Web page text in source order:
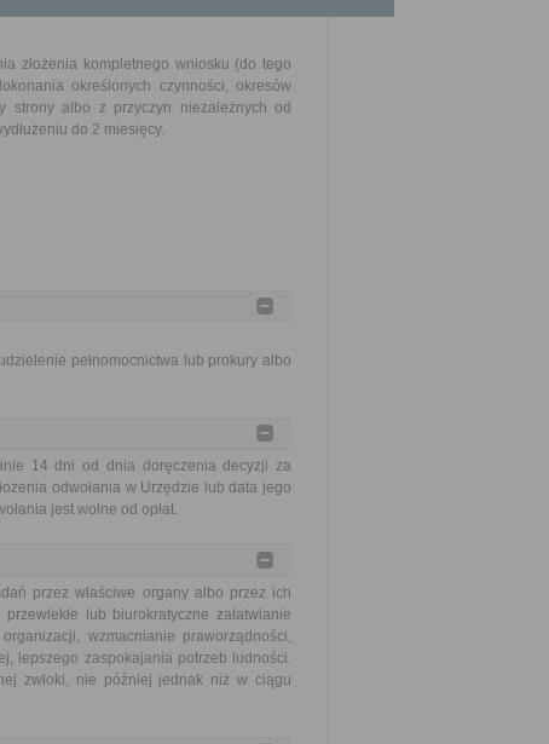
złożenia kompletnego wniosku (do tego
określonych czynności, okresów
strony albo z przyczyn niezależnych od
do 2 miesięcy.
pełnomocnictwa lub prokury albo
14 dni od dnia doręczenia decyzji za
odwołania w Urzędzie lub data jego
jest wolne od opłat.
przez właściwe organy albo przez ich
lub biurokratyczne załatwianie
wzmacnianie praworządności,
lepszego zaspokajania potrzeb ludności.
zwłoki, nie później jednak niż w ciągu